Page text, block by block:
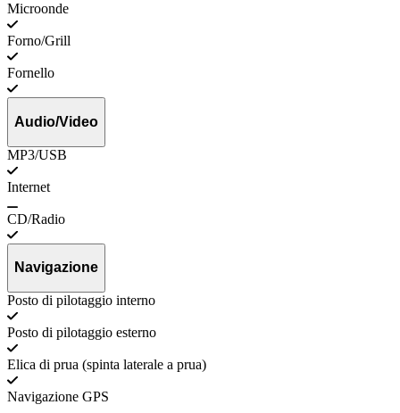
Microonde
Forno/Grill
Fornello
Audio/Video
MP3/USB
Internet
CD/Radio
Navigazione
Posto di pilotaggio interno
Posto di pilotaggio esterno
Elica di prua (spinta laterale a prua)
Navigazione GPS